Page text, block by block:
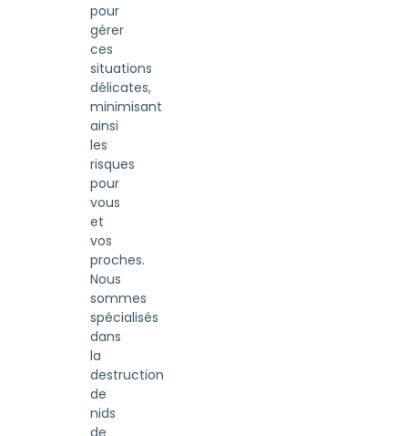
pour
gérer
ces
situations
délicates,
minimisant
ainsi
les
risques
pour
vous
et
vos
proches.
Nous
sommes
spécialisés
dans
la
destruction
de
nids
de